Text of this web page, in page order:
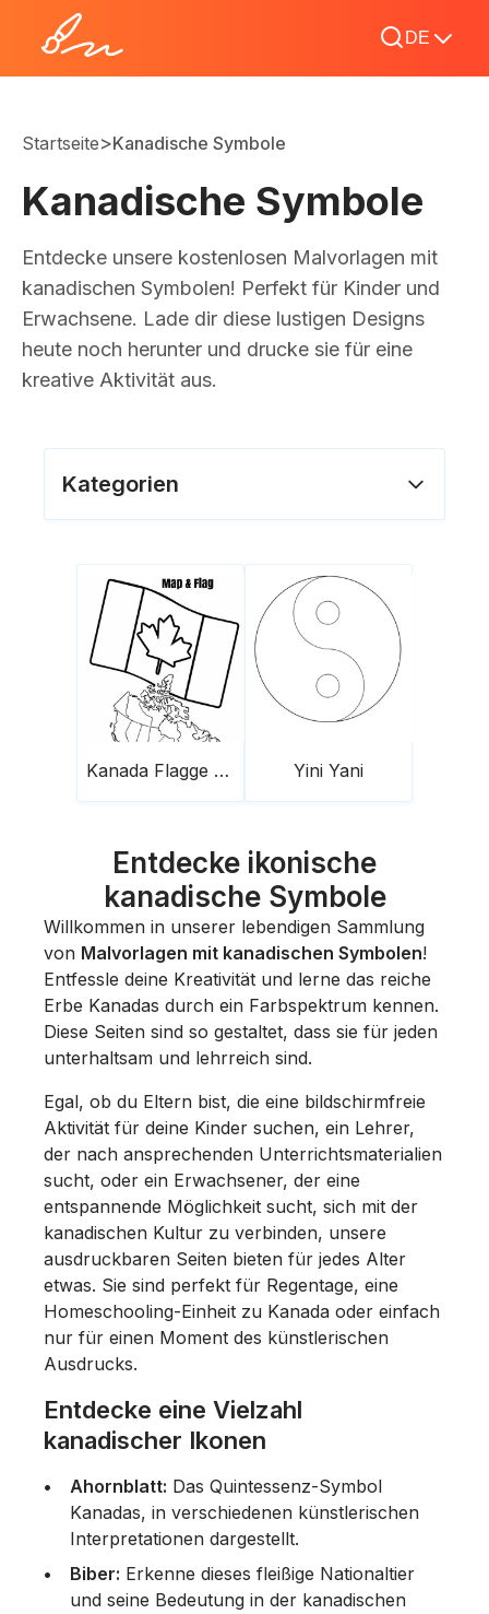
DE
Startseite>Kanadische Symbole
Kanadische Symbole
Entdecke unsere kostenlosen Malvorlagen mit
kanadischen Symbolen! Perfekt für Kinder und
Erwachsene. Lade dir diese lustigen Designs
heute noch herunter und drucke sie für eine
kreative Aktivität aus.
Kategorien
Kanada Flagge und Karte Yini Yani
Entdecke ikonische
kanadische Symbole
Willkommen in unserer lebendigen Sammlung
von Malvorlagen mit kanadischen Symbolen!
Entfessle deine Kreativität und lerne das reiche
Erbe Kanadas durch ein Farbspektrum kennen.
Diese Seiten sind so gestaltet, dass sie für jeden
unterhaltsam und lehrreich sind.
Egal, ob du Eltern bist, die eine bildschirmfreie
Aktivität für deine Kinder suchen, ein Lehrer,
der nach ansprechenden Unterrichtsmaterialien
sucht, oder ein Erwachsener, der eine
entspannende Möglichkeit sucht, sich mit der
kanadischen Kultur zu verbinden, unsere
ausdruckbaren Seiten bieten für jedes Alter
etwas. Sie sind perfekt für Regentage, eine
Homeschooling-Einheit zu Kanada oder einfach
nur für einen Moment des künstlerischen
Ausdrucks.
Entdecke eine Vielzahl
kanadischer Ikonen
Ahornblatt: Das Quintessenz-Symbol
Kanadas, in verschiedenen künstlerischen
Interpretationen dargestellt.
Biber: Erkenne dieses fleißige Nationaltier
und seine Bedeutung in der kanadischen